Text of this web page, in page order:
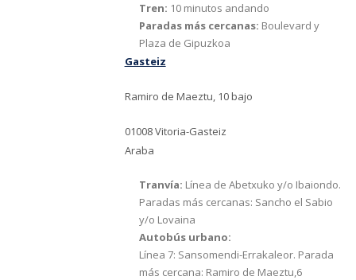
Tren: 10 minutos andando
Paradas más cercanas: Boulevard y
Plaza de Gipuzkoa
Gasteiz
Ramiro de Maeztu, 10 bajo
01008 Vitoria-Gasteiz
Araba
Tranvía: Línea de Abetxuko y/o Ibaiondo.
Paradas más cercanas: Sancho el Sabio
y/o Lovaina
Autobús urbano:
Línea 7: Sansomendi-Errakaleor. Parada
más cercana: Ramiro de Maeztu,6